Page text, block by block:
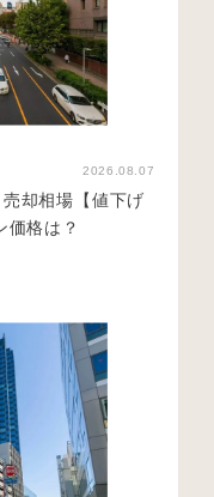
2026.08.07
却相場【値下げ
価格は？